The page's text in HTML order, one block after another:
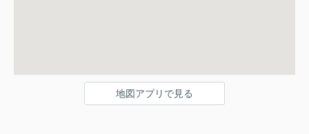
地図アプリで見る